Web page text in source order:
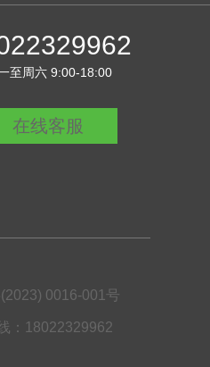
至周六 9:00-18:00
在线客服
0016-001号
：18022329962